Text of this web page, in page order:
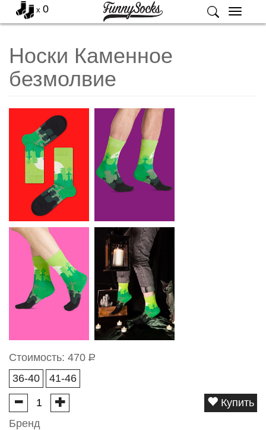
Меню
x 0
Носки Каменное
безмолвие
Стоимость: 470 Р
36-40
41-46
Купить
Бренд